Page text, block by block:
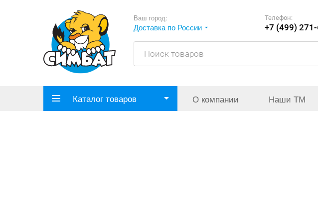
Ваш город:
Доставка по России
Телефон:
+7 (499)
Каталог товаров О компании Наши ТМ